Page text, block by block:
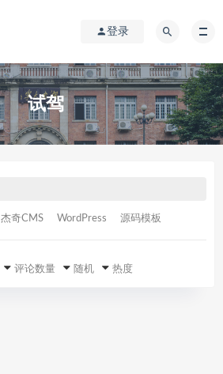
登录
试驾
杰奇CMS WordPress 源码模板
评论数量 随机 热度